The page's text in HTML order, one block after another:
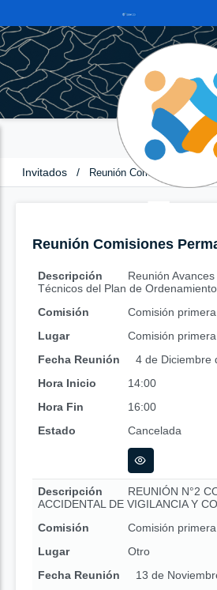
Invitados / Reunión Comisiones
Reunión Comisiones
Descripción
Reunión
Técnicos del Plan de
Comisión
Comisión primera
Lugar
Comisión primera
Fecha Reunión
4 de Diciembre
Hora Inicio
14:00
Hora Fin
16:00
Estado
Cancelada
Descripción
REUNIÓN N°2
ACCIDENTAL DE VIGILANCIA Y
Comisión
Comisión primera
Lugar
Otro
Fecha Reunión
13 de